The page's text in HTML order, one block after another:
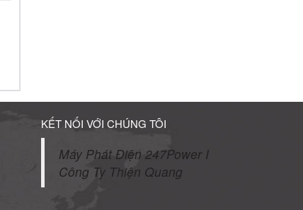
KẾT NỐI VỚI CHÚNG TÔI
Máy Phát Điện 247Power I
Công Ty Thiện Quang